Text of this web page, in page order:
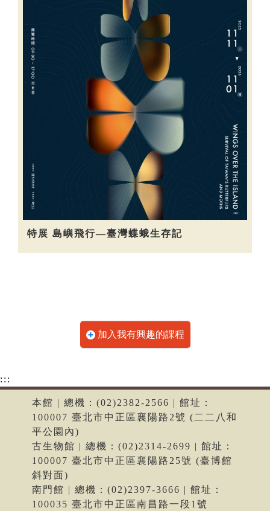
特展 島嶼飛行—臺灣蝶蛾生存記
加入我有興趣的課程
:::
本館 | 總機：(02)2382-2566 | 館址：
100007 臺北市中正區襄陽路2號 (二二八和
平公園內)
古生物館 | 總機：(02)2314-2699 | 館址：
100007 臺北市中正區襄陽路25號 (臺博館
斜對面)
南門館 | 總機：(02)2397-3666 | 館址：
100035 臺北市中正區南昌路一段1號